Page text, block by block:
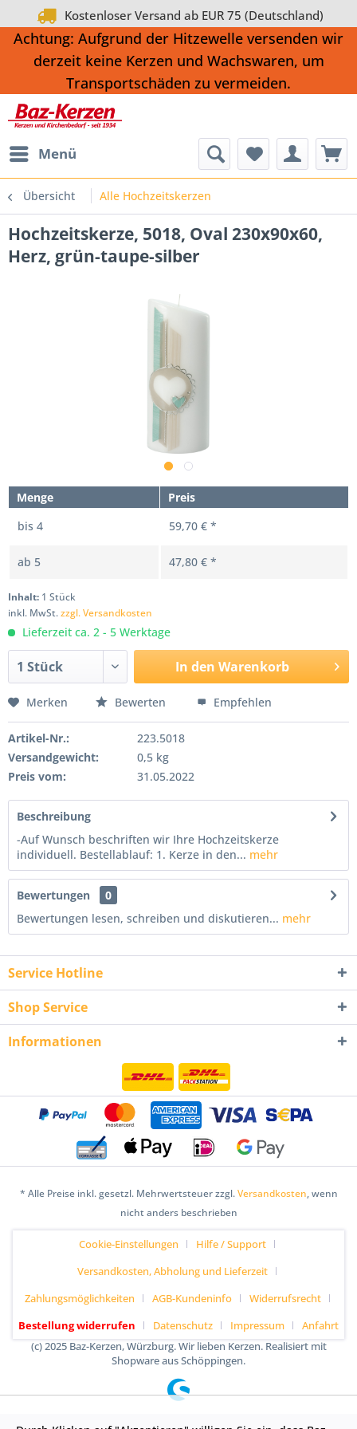
Kostenloser Versand ab EUR 75 (Deutschland)
Achtung: Aufgrund der Hitzewelle versenden wir
derzeit keine Kerzen und Wachswaren, um
Transportschäden zu vermeiden.
Menü
Übersicht Alle Hochzeitskerzen
Hochzeitskerze, 5018, Oval 230x90x60,
Herz, grün-taupe-silber
Menge
Preis
bis 4 59,70 € *
ab 5 47,80 € *
Inhalt: 1 Stück
inkl. MwSt.zzgl. Versandkosten
Lieferzeit ca. 2 - 5 Werktage
In den Warenkorb
Merken Bewerten Empfehlen
Artikel-Nr.:
223.5018
Versandgewicht:
0,5 kg
Preis vom:
31.05.2022
Beschreibung
-Auf Wunsch beschriften wir Ihre Hochzeitskerze
individuell. Bestellablauf: 1. Kerze in den... mehr
Bewertungen
0
Bewertungen lesen, schreiben und diskutieren... mehr
Service Hotline
Shop Service
Informationen
* Alle Preise inkl. gesetzl. Mehrwertsteuer zzgl.Versandkosten, wenn
nicht anders beschrieben
Cookie-Einstellungen
Hilfe / Support
Versandkosten, Abholung und Lieferzeit
Zahlungsmöglichkeiten
AGB-Kundeninfo
Widerrufsrecht
Bestellung widerrufen
Datenschutz Impressum
Anfahrt
(c) 2025 Baz-Kerzen, Würzburg. Wir lieben Kerzen. Realisiert mit
Shopware aus Schöppingen.